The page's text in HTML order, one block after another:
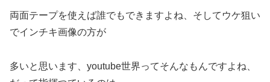
両面テープを使えば誰でもできますよね、そしてウケ狙い
でインチキ画像の方が
多いと思います、youtube世界ってそんなもんですよね、